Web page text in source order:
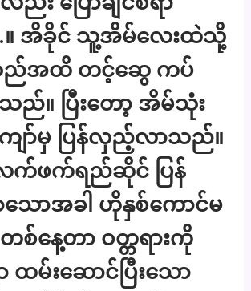
။ အိခိုင် သူ့အိမ်လေးထဲသို့
ည်အထိ တင့်ဆွေ ကပ်
။ ပြီးတော့ အိမ်သုံး
ော်မှ ပြန်လှည့်လာသည်။
က်ဖက်ရည်ဆိုင် ပြန်
ောအခါ ဟိုနှစ်ကောင်မ
စ်နေ့တာ ဝတ္တရားကို
ထမ်းဆောင်ပြီးသော